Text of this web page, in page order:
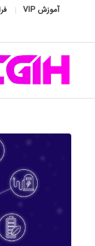
آموزش VIP